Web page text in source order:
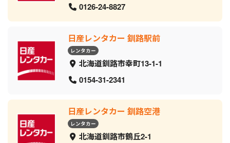
0126-24-8827
日産レンタカー 釧路駅前
レンタカー
北海道釧路市幸町13-1-1
0154-31-2341
日産レンタカー 釧路空港
レンタカー
北海道釧路市鶴丘2-1